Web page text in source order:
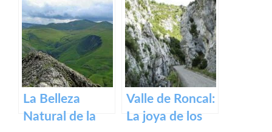
Roncesvalles:
un tesoro
medieval en los
Pirineos
Zugarramurdi
en Navarra
La Belleza
Natural de la
Valle de Roncal:
La joya de los